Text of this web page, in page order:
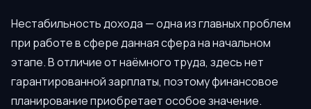
Нестабильность дохода — одна из главных проблем
при работе в сфере данная сфера на начальном
этапе. В отличие от наёмного труда, здесь нет
гарантированной зарплаты, поэтому финансовое
планирование приобретает особое значение.